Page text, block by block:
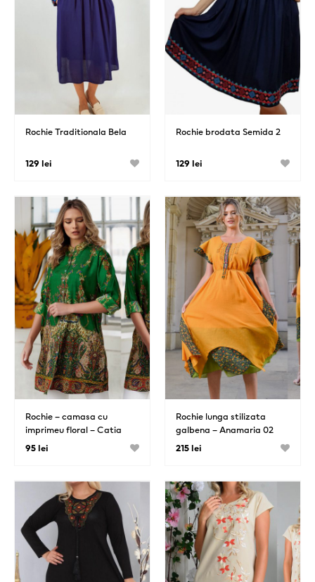
Rochie Traditionala Bela
129 lei
Rochie brodata Semida 2
129 lei
Rochie – camasa cu
imprimeu floral – Catia
verde
95 lei
Rochie lunga stilizata
galbena – Anamaria 02
215 lei